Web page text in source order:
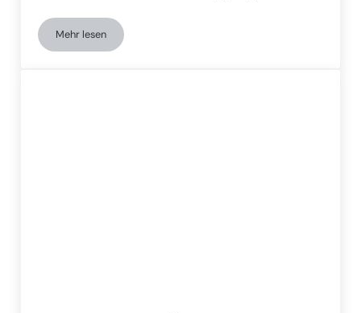
Mehr lesenNeuroentwicklung: Verständnis der Diagnose von